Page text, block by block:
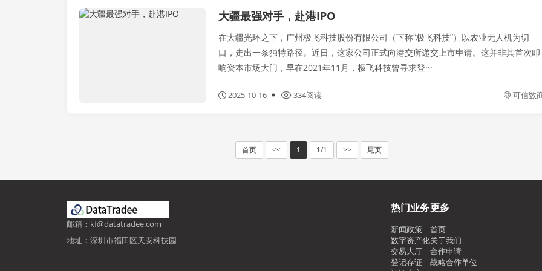
新闻政策
大疆最强对手，赴港IPO
在大疆光环之下，广州极飞科技股份有限公司（下称“极飞科技”）以农业无人机为切
口，走出一条独特路径。近日，这家公司正式向港交所递交上市申请。这并非其首次叩
响资本市场大门，早在2021年11月，极飞科技曾寻求登···
2025-10-16 334阅读 可信数
首页 << 1 1/1 >> 尾页
邮箱：kf@datatradee.com
地址：深圳市福田区天安科技园
热门业务
新闻政策
数字资产化
交易大厅
登记存证
更多
首页
关于我们
合作申请
战略合作单位